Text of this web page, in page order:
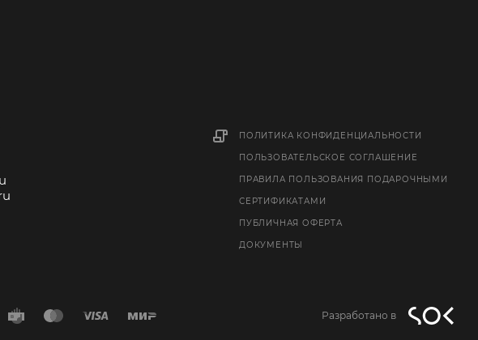
ПОЛИТИКА КОНФИДЕНЦИАЛЬНОСТИ
ПОЛЬЗОВАТЕЛЬСКОЕ СОГЛАШЕНИЕ
ПРАВИЛА ПОЛЬЗОВАНИЯ ПОДАРОЧНЫМИ
СЕРТИФИКАТАМИ
ПУБЛИЧНАЯ ОФЕРТА
ДОКУМЕНТЫ
Разработано в